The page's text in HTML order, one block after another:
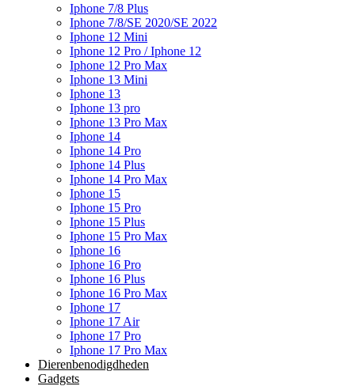
Iphone 7/8 Plus
Iphone 7/8/SE 2020/SE 2022
Iphone 12 Mini
Iphone 12 Pro / Iphone 12
Iphone 12 Pro Max
Iphone 13 Mini
Iphone 13
Iphone 13 pro
Iphone 13 Pro Max
Iphone 14
Iphone 14 Pro
Iphone 14 Plus
Iphone 14 Pro Max
Iphone 15
Iphone 15 Pro
Iphone 15 Plus
Iphone 15 Pro Max
Iphone 16
Iphone 16 Pro
Iphone 16 Plus
Iphone 16 Pro Max
Iphone 17
Iphone 17 Air
Iphone 17 Pro
Iphone 17 Pro Max
Dierenbenodigdheden
Gadgets